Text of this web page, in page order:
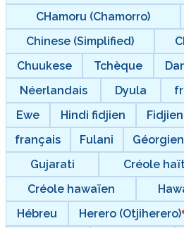
CHamoru (Chamorro)
Chinese (Simplified)
Chuukese
Tchèque
Néerlandais
Dyula
Ewe
Hindi fidjien Fidjien
français
Fulani Géorgien
Gujarati
Créole
Créole hawaïen
Hébreu
Herero (Otjiherero)